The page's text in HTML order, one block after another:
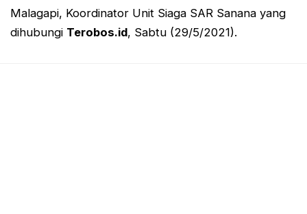
Malagapi, Koordinator Unit Siaga SAR Sanana yang
dihubungi Terobos.id, Sabtu (29/5/2021).